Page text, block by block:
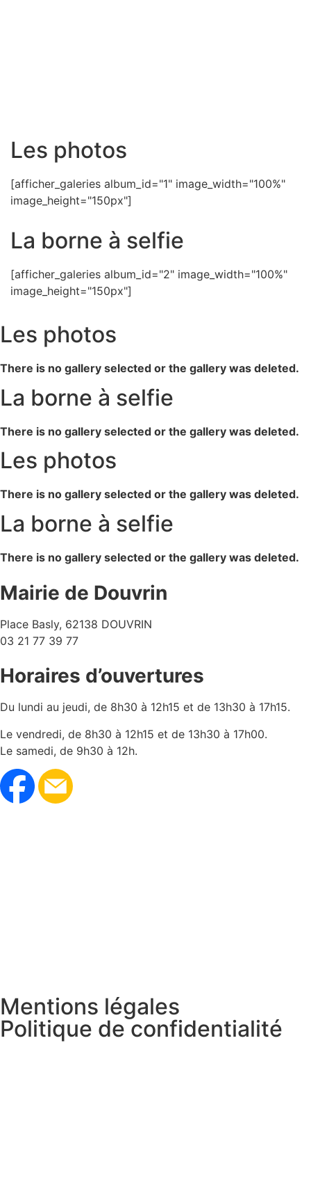
Les photos
[afficher_galeries album_id="1" image_width="100%"
image_height="150px"]
La borne à selfie
[afficher_galeries album_id="2" image_width="100%"
image_height="150px"]
Les photos
There is no gallery selected or the gallery was deleted.
La borne à selfie
There is no gallery selected or the gallery was deleted.
Les photos
There is no gallery selected or the gallery was deleted.
La borne à selfie
There is no gallery selected or the gallery was deleted.
Mairie de Douvrin
Place Basly, 62138 DOUVRIN
03 21 77 39 77
Horaires d’ouvertures
Du lundi au jeudi, de 8h30 à 12h15 et de 13h30 à 17h15.
Le vendredi, de 8h30 à 12h15 et de 13h30 à 17h00.
Le samedi, de 9h30 à 12h.
Mentions légales
Politique de confidentialité